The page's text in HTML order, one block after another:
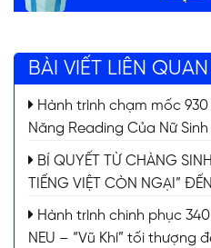
BÀI VIẾT LIÊN QUAN
Hành trình chạm mốc 930
Năng Reading Của Nữ Sinh
BÍ QUYẾT TỪ CHÀNG
TIẾNG VIỆT CÒN NGẠI”
Hành trình chinh phục
NEU – “Vũ Khí” tối thượng